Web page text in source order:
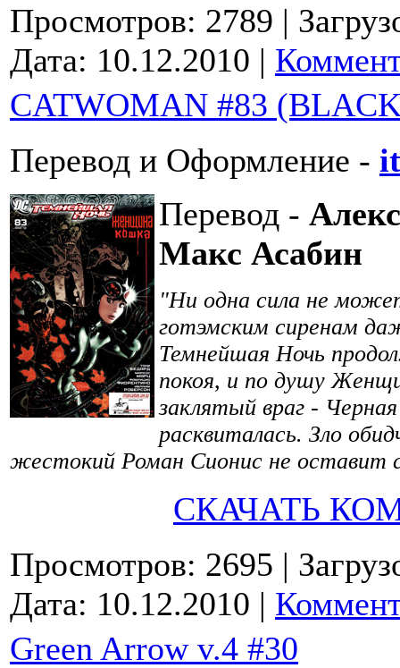
Просмотров: 2789 |
Дата: 10.12.2010 |
CATWOMAN #83
Перевод и Оформление -
Перевод -
Макс Асабин
"Ни одна сила не
готэмским сиренам
Темнейшая Ночь
покоя, и по душу
заклятый враг -
расквиталась. Зло
жестокий Роман Сионис не оставит
СКАЧАТЬ
Просмотров: 2695 |
Дата: 10.12.2010 |
Green Arrow v.4 #30